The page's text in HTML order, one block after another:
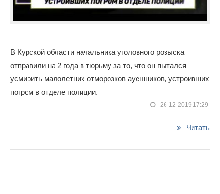
В Курской области начальника уголовного розыска
отправили на 2 года в тюрьму за то, что он пытался
усмирить малолетних отморозков ауешников, устроивших
погром в отделе полиции.
26-12-2019 17:29
Читать